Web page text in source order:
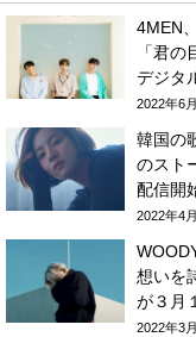
4MEN
「君
デジタ
2022年6
韓国の
のスト
配信開
2022年4
想いを
が３月
2022年3